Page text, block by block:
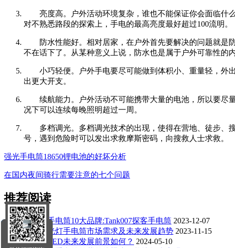
亮度高。户外活动环境复杂，谁也不能保证你会面临什
对不熟悉路段的探索上，手电的最高亮度最好超过100流明。
防水性能好。相对居家，在户外首先要解决的问题就
不在话下了。从某种意义上说，防水也是属于户外可靠性的内
小巧轻便。户外手电要尽可能做到体积小、重量轻，外
出更大开支。
续航能力。户外活动不可能携带大量的电池，所以要尽
况下可以连续每晚照明超过一周。
多档调光。多档调光技术的出现，使得在营地、徒步、
号，遇到危险时可以发出求救摩斯密码，向搜救人士求救。
强光手电筒18650锂电池的好坏分析
在国内夜间骑行需要注意的七个问题
推荐阅读
紫外线手电筒10大品牌:Tank007探客手电筒 2023-12-07
中国紫光灯手电筒市场需求及未来发展趋势 2023-11-15
蓝绿光LED未来发展前景如何？ 2024-05-10